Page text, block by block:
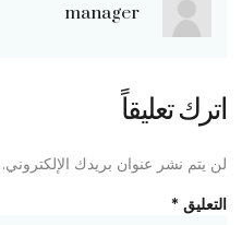
manager
اترك تعليقاً
لن يتم نشر عنوان بريدك الإلكتروني.
التعليق *